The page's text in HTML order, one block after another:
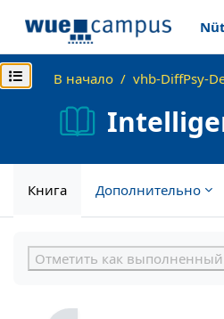
Открыть оглавление курса
В начало vhb-DiffPsy-
Книга Дополнительно
Отметить как выполненный